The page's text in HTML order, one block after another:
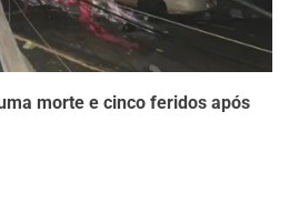
morte e cinco feridos após